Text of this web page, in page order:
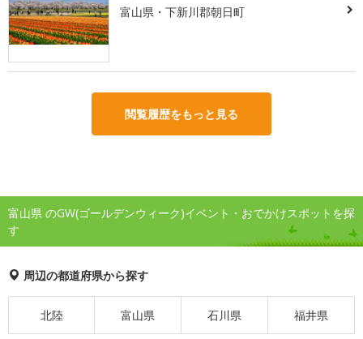
富山県・下新川郡朝日町
閲覧履歴をもっと見る
富山県 のGW(ゴールデンウィーク)イベント・おでかけスポットを探
す
周辺の都道府県から探す
北陸 富山県 石川県 福井県